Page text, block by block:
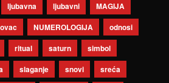
ljubavna ljubavni
MAGIJA
NUMEROLOGIJA
odnosi
ritual saturn
simbol
slaganje snovi sreća